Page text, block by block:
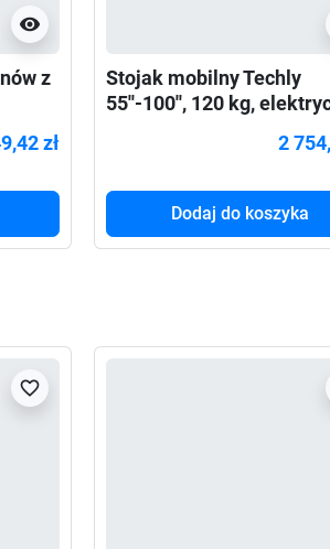
visibility
z
zł
Stojak mobilny Techly
55''-100'', 120 kg,
2
Dodaj do koszyka
favorite_border